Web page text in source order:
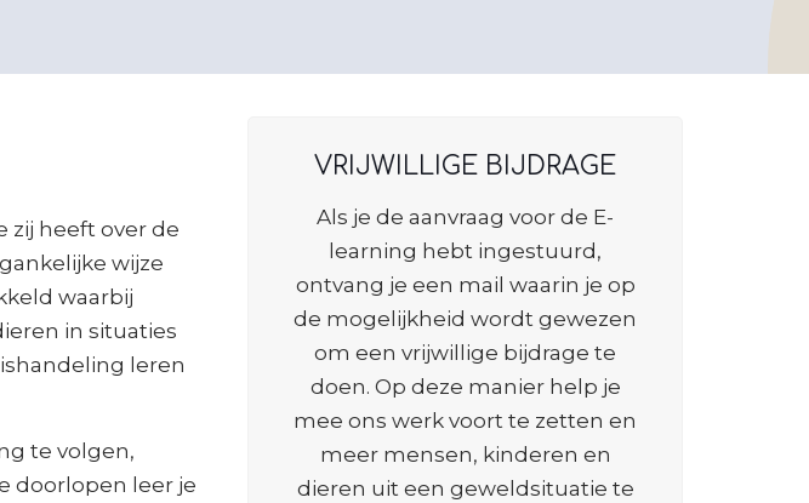
zij heeft over de
wijze
waarbij
in situaties
leren
te volgen,
doorlopen leer je
VRIJWILLIGE BIJDRAGE
Als je de aanvraag voor de E-
learning hebt ingestuurd,
ontvang je een mail waarin je op
de mogelijkheid wordt gewezen
om een vrijwillige bijdrage te
doen. Op deze manier help je
mee ons werk voort te zetten en
meer mensen, kinderen en
dieren uit een geweldsituatie te